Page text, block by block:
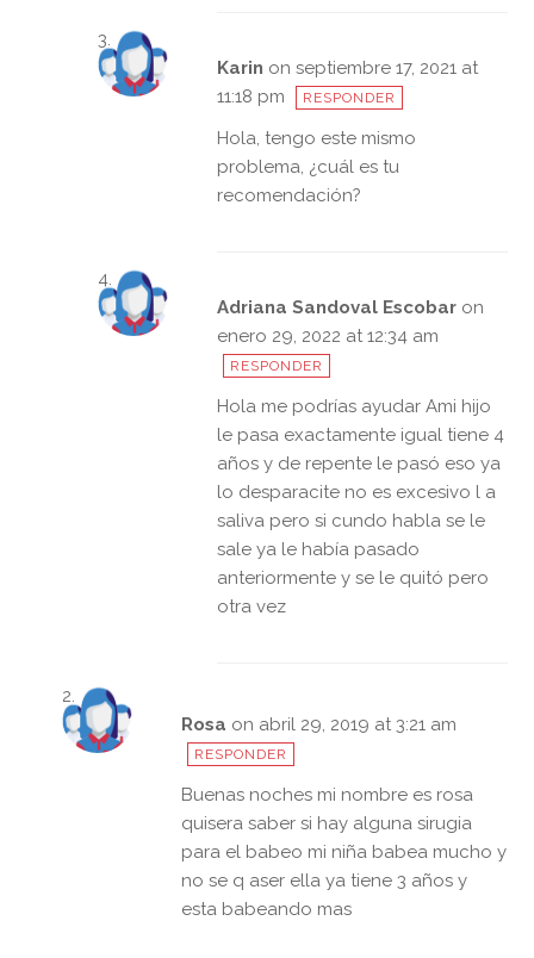
Karin on septiembre 17, 2021 at
11:18 pm
RESPONDER
Hola, tengo este mismo
problema, ¿cuál es tu
recomendación?
Adriana Sandoval Escobar on
enero 29, 2022 at 12:34 am
RESPONDER
Hola me podrías ayudar Ami hijo
le pasa exactamente igual tiene 4
años y de repente le pasó eso ya
lo desparacite no es excesivo l a
saliva pero si cundo habla se le
sale ya le había pasado
anteriormente y se le quitó pero
otra vez
Rosa on abril 29, 2019 at 3:21 am
RESPONDER
Buenas noches mi nombre es rosa
quisera saber si hay alguna sirugia
para el babeo mi niña babea mucho y
no se q aser ella ya tiene 3 años y
esta babeando mas